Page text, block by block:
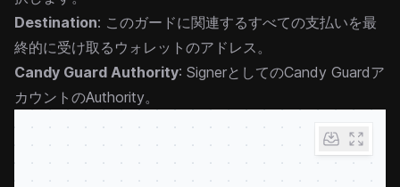
Destination: このガードに関連するすべての支払いを最
終的に受け取るウォレットのアドレス。
Candy Guard Authority: SignerとしてのCandy Guardア
カウントのAuthority。